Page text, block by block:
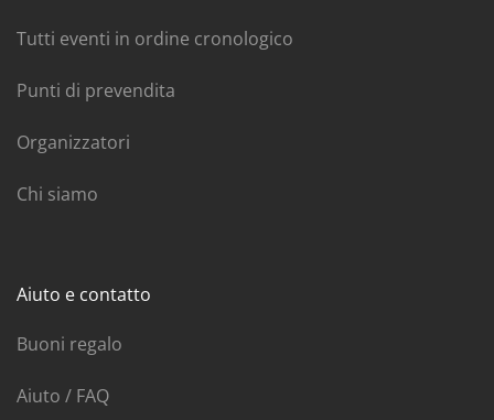
Tutti eventi in ordine cronologico
Punti di prevendita
Organizzatori
Chi siamo
Aiuto e contatto
Buoni regalo
Aiuto / FAQ